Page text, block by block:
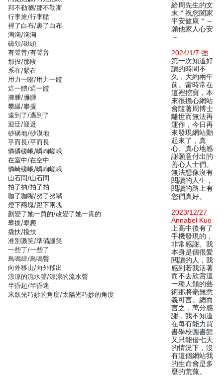
邦不勒瀏/那不勒斯
行李搶/行李艙
裡了白布/裹了白布
淘洶/洶洶
磁領/磁頭
有聲昔/有聲音
那投/那段
系在/繫在
用力一瞪/用力一蹬
這一體/這一蹬
擁腫/臃腫
攀緩/攀援
遠到了/遇到了
迎迂/迎迓
砂磺地/砂漠地
乎而長/平而長
憐磷磋峨/嶙峋嵯峨
在室中/在空中
憐崎磋峨/嶙峋嵯峨
山石問/山石間
拍了抽/拍了拍
咖了咖嘴/努了努嘴
燈下兩塊/蹬下兩塊
劃變了她一買的/改變了她一貫的
攀拔/攀爬
撬扶/攙扶
准別譏笑/準備譏笑
一些丁/一些了
鳥鳴肆/鳥鳴聲
向外移山/向外移出
涼涼的流水聲/淙淙的流水聲
半昏起/半昏迷
米臥光巧妙的角度/太陽光巧妙的角度
給周先生的文
末＂祝您闔家
平安健康＂～
願他家人心安
～
2024/1/7 強
第一次知道好
讀的時間不
久，大約兩年
前。當時常在
這裡挖寶，本
來很擔心網站
會隨著周博士
離世而無法再
運作，今日再
來發現網站動
起來了，真
心、真心地感
謝願意付出的
善心人士們。
無法想像沒有
閱讀的人生，
閱讀的路上有
您們真好。
2023/12/27
Annabel Kuo
上高中後有了
手機發現的，
非常感謝。我
本身是個很愛
閱讀的人，我
感到若我活著
而不去欣賞這
一種人類的藝
術那將毫無意
義可言。總而
言之，萬分感
謝，我不知道
在每有能力買
書學校圖書館
又只能借七天
的情況下，沒
有這個網站我
的生命會是多
麼的荒蕪。